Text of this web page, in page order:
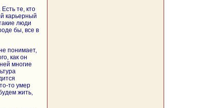
те, кто
карьерный
люди
бы, все в
понимает,
как он
многие
то умер
жить,